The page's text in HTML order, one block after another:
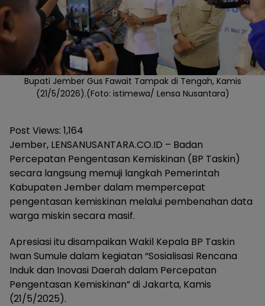
Bupati Jember Gus Fawait Tampak di Tengah, Kamis
(21/5/2026).(Foto: istimewa/ Lensa Nusantara)
Post Views: 1,164
Jember, LENSANUSANTARA.CO.ID – Badan
Percepatan Pengentasan Kemiskinan (BP Taskin)
secara langsung memuji langkah Pemerintah
Kabupaten Jember dalam mempercepat
pengentasan kemiskinan melalui pembenahan data
warga miskin secara masif.
Apresiasi itu disampaikan Wakil Kepala BP Taskin
Iwan Sumule dalam kegiatan “Sosialisasi Rencana
Induk dan Inovasi Daerah dalam Percepatan
Pengentasan Kemiskinan” di Jakarta, Kamis
(21/5/2025).